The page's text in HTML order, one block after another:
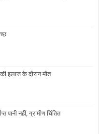
इलाज के दौरान मौत
पानी नहीं, ग्रामीण चिंतित